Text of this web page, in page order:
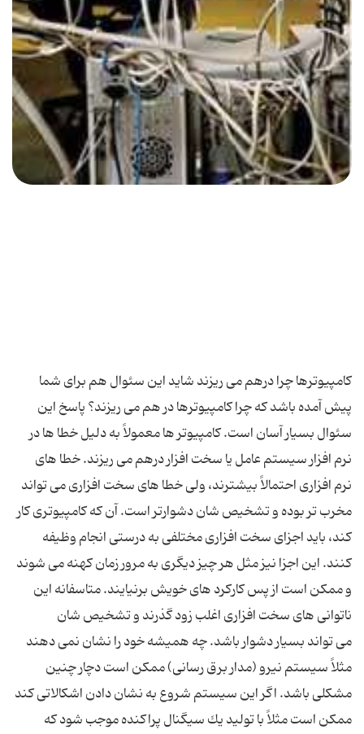
كامپیوترها چرا درهم مى ریزند شاید این سئوال هم براى شما
پیش آمده باشد كه چرا كامپیوترها در هم مى ریزند؟ پاسخ این
سئوال بسیار آسان است. كامپیوتر ها معمولاً به دلیل خطا ها در
نرم افزار سیستم عامل یا سخت افزار درهم مى ریزند. خطا هاى
نرم افزارى احتمالاً بیشترند، ولى خطا هاى سخت افزارى مى تواند
مخرب تر بوده و تشخیص شان دشوارتر است. آن كه كامپیوترى كار
كند، باید اجزاى سخت افزارى مختلفى به درستى انجام وظیفه
كنند. این اجزا نیز مثل هر چیز دیگرى به مرور زمان كهنه مى شوند
و ممكن است از پس كاركرد هاى خویش برنیایند. متاسفانه این
ناتوانى هاى سخت افزارى اغلب زود گذرند و تشخیص شان
مى تواند بسیار دشوار باشد. چه همیشه خود را نشان نمى دهند
مثلاً سیستم نیرو (مدار برق رسانى) ممكن است دچار چنین
مشكلى باشد. اگر این سیستم شروع به نشان دادن اشكالاتى كند
ممكن است مثلاً با تولید یك سیگنال پراكنده موجب شود كه